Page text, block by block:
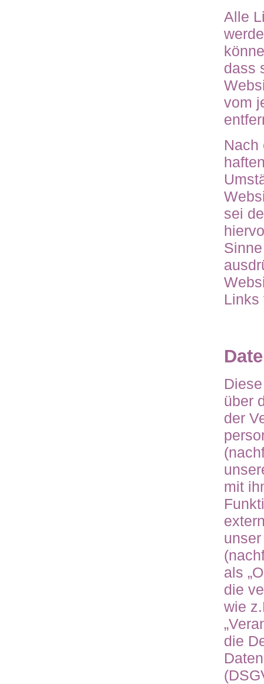
Alle
dass
vom
Nach
sei
Links
über
der
mit
als
die
wie
die